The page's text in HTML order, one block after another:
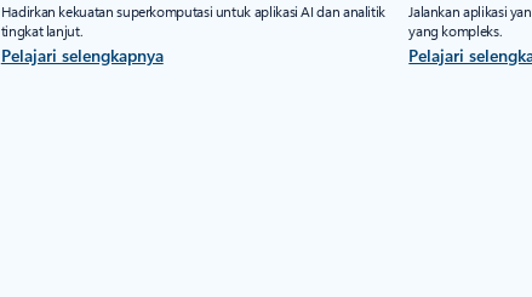
Hadirkan kekuatan superkomputasi untuk aplikasi AI dan analitik
tingkat lanjut.
Pelajari selengkapnya
Jalankan aplikasi
yang kompleks.
Pelajari